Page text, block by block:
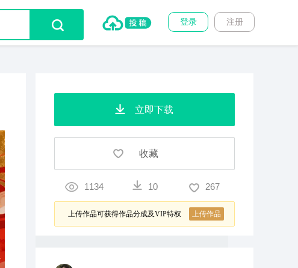
注册
登录
立即下载
收藏
1134 10 267
上传作品可获得作品分成及VIP特权 上传作品